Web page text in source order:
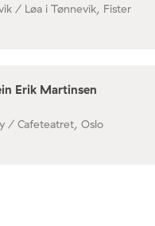
/ Løa i Tønnevik, Fister
Erik Martinsen
/ Cafeteatret, Oslo